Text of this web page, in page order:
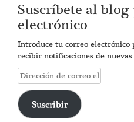
Suscríbete al
electrónico
Introduce tu correo electrónico
recibir notificaciones de
Dirección
de
correo
electrónico
Suscribir